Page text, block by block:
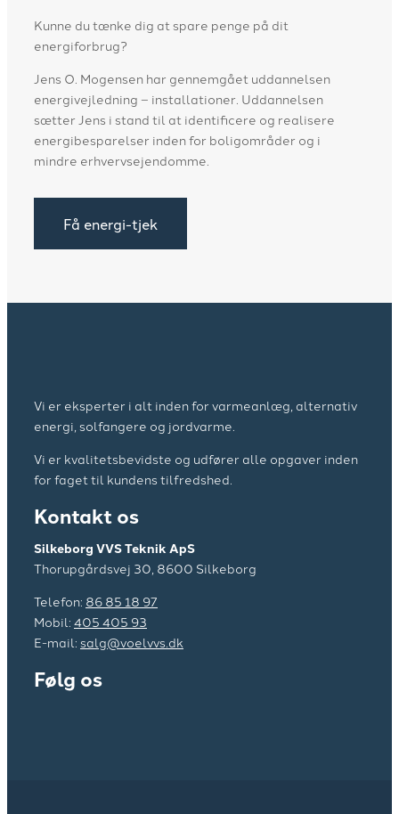
​Kunne du tænke dig at spare penge på dit
energiforbrug?
​Jens O. Mogensen har gennemgået uddannelsen
energivejledning – installationer. Uddannelsen
sætter Jens i stand til at identificere og realisere
energibesparelser inden for boligområder og i
mindre erhvervsejendomme.
Få energi-tjek
Vi er eksperter i alt inden for varmeanlæg, alternativ
energi, solfangere og jordvarme.​
Vi er kvalitetsbevidste og udfører alle opgaver inden
for faget til kundens tilfredshed.
Kontakt os
Silkeborg VVS Teknik ApS
​​Thorupgårdsvej 30, 8600 Silkeborg
Telefon: 86 85 18 97
Mobil: 405 405 93
E-mail: salg@voelvvs.dk
Følg os